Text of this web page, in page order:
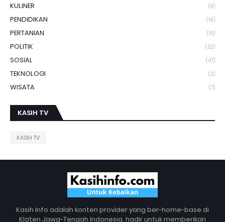
KULINER (9)
PENDIDIKAN (16)
PERTANIAN (15)
POLITIK (52)
SOSIAL (47)
TEKNOLOGI (2)
WISATA (7)
KASIH TV
KASIH TV
Kasih Info adalah konten provider yang ber-home-base di
Klaten Jawa-Tengah Indonesia, hadir untuk memberikan